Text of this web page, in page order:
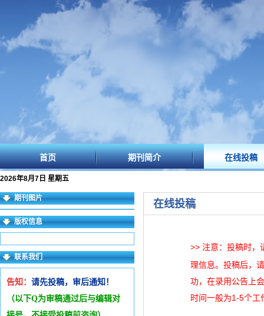
首页 期刊简介 在线投稿
2026年8月7日 星期五
期刊图片
版权信息
联系我们
告知： 请先投稿，审后通知！
（以下Q为审稿通过后与编辑对
在线投稿
>> 注意：投稿时，
理信息。投稿后，
功，在录用公告上
时间一般为1-5个工